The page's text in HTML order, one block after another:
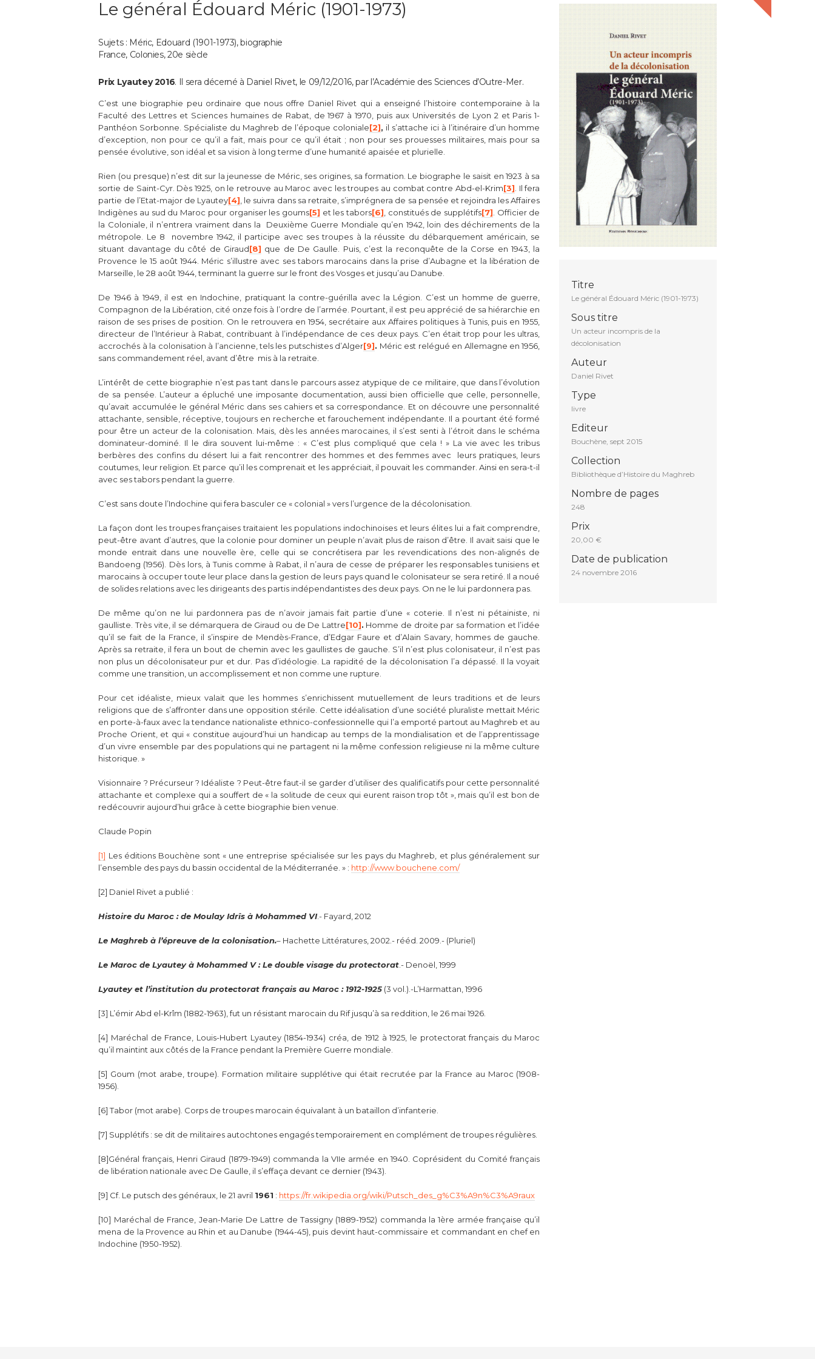
Titre
Le général Édouard Méric (1901-1973)
Sous titre
Un acteur incompris de la
décolonisation
Auteur
Daniel Rivet
Type
livre
Editeur
Bouchène, sept 2015
Collection
Bibliothèque d’Histoire du Maghreb
Nombre de pages
248
Prix
20,00 €
Date de publication
24 novembre 2016
Le général Édouard Méric (1901-1973)
Sujets : Méric, Edouard (1901-1973), biographie
France, Colonies, 20e siècle
Prix Lyautey 2016. Il sera décerné à Daniel Rivet, le 09/12/2016, par l’Académie des Sciences d’Outre-Mer.
C’est une biographie peu ordinaire que nous offre Daniel Rivet qui a enseigné l’histoire contemporaine à la
Faculté des Lettres et Sciences humaines de Rabat, de 1967 à 1970, puis aux Universités de Lyon 2 et Paris 1-
Panthéon Sorbonne. Spécialiste du Maghreb de l’époque coloniale[2], il s’attache ici à l’itinéraire d’un homme
d’exception, non pour ce qu’il a fait, mais pour ce qu’il était ; non pour ses prouesses militaires, mais pour sa
pensée évolutive, son idéal et sa vision à long terme d’une humanité apaisée et plurielle.
Rien (ou presque) n’est dit sur la jeunesse de Méric, ses origines, sa formation. Le biographe le saisit en 1923 à sa
sortie de Saint-Cyr. Dès 1925, on le retrouve au Maroc avec les troupes au combat contre Abd-el-Krim[3]. Il fera
partie de l’Etat-major de Lyautey[4], le suivra dans sa retraite, s’imprégnera de sa pensée et rejoindra les Affaires
Indigènes au sud du Maroc pour organiser les goums[5] et les tabors[6], constitués de supplétifs[7]. Officier de
la Coloniale, il n’entrera vraiment dans la Deuxième Guerre Mondiale qu’en 1942, loin des déchirements de la
métropole. Le 8 novembre 1942, il participe avec ses troupes à la réussite du débarquement américain, se
situant davantage du côté de Giraud[8] que de De Gaulle. Puis, c’est la reconquête de la Corse en 1943, la
Provence le 15 août 1944. Méric s’illustre avec ses tabors marocains dans la prise d’Aubagne et la libération de
Marseille, le 28 août 1944, terminant la guerre sur le front des Vosges et jusqu’au Danube.
De 1946 à 1949, il est en Indochine, pratiquant la contre-guérilla avec la Légion. C’est un homme de guerre,
Compagnon de la Libération, cité onze fois à l’ordre de l’armée. Pourtant, il est peu apprécié de sa hiérarchie en
raison de ses prises de position. On le retrouvera en 1954, secrétaire aux Affaires politiques à Tunis, puis en 1955,
directeur de l’Intérieur à Rabat, contribuant à l’indépendance de ces deux pays. C’en était trop pour les ultras,
accrochés à la colonisation à l’ancienne, tels les putschistes d’Alger[9]. Méric est relégué en Allemagne en 1956,
sans commandement réel, avant d’être mis à la retraite.
L’intérêt de cette biographie n’est pas tant dans le parcours assez atypique de ce militaire, que dans l’évolution
de sa pensée. L’auteur a épluché une imposante documentation, aussi bien officielle que celle, personnelle,
qu’avait accumulée le général Méric dans ses cahiers et sa correspondance. Et on découvre une personnalité
attachante, sensible, réceptive, toujours en recherche et farouchement indépendante. Il a pourtant été formé
pour être un acteur de la colonisation. Mais, dès les années marocaines, il s’est senti à l’étroit dans le schéma
dominateur-dominé. Il le dira souvent lui-même : « C’est plus compliqué que cela ! » La vie avec les tribus
berbères des confins du désert lui a fait rencontrer des hommes et des femmes avec leurs pratiques, leurs
coutumes, leur religion. Et parce qu’il les comprenait et les appréciait, il pouvait les commander. Ainsi en sera-t-il
avec ses tabors pendant la guerre.
C’est sans doute l’Indochine qui fera basculer ce « colonial » vers l’urgence de la décolonisation.
La façon dont les troupes françaises traitaient les populations indochinoises et leurs élites lui a fait comprendre,
peut-être avant d’autres, que la colonie pour dominer un peuple n’avait plus de raison d’être. Il avait saisi que le
monde entrait dans une nouvelle ère, celle qui se concrétisera par les revendications des non-alignés de
Bandoeng (1956). Dès lors, à Tunis comme à Rabat, il n’aura de cesse de préparer les responsables tunisiens et
marocains à occuper toute leur place dans la gestion de leurs pays quand le colonisateur se sera retiré. Il a noué
de solides relations avec les dirigeants des partis indépendantistes des deux pays. On ne le lui pardonnera pas.
De même qu’on ne lui pardonnera pas de n’avoir jamais fait partie d’une « coterie. Il n’est ni pétainiste, ni
gaulliste. Très vite, il se démarquera de Giraud ou de De Lattre[10]. Homme de droite par sa formation et l’idée
qu’il se fait de la France, il s’inspire de Mendès-France, d’Edgar Faure et d’Alain Savary, hommes de gauche.
Après sa retraite, il fera un bout de chemin avec les gaullistes de gauche. S’il n’est plus colonisateur, il n’est pas
non plus un décolonisateur pur et dur. Pas d’idéologie. La rapidité de la décolonisation l’a dépassé. Il la voyait
comme une transition, un accomplissement et non comme une rupture.
Pour cet idéaliste, mieux valait que les hommes s’enrichissent mutuellement de leurs traditions et de leurs
religions que de s’affronter dans une opposition stérile. Cette idéalisation d’une société pluraliste mettait Méric
en porte-à-faux avec la tendance nationaliste ethnico-confessionnelle qui l’a emporté partout au Maghreb et au
Proche Orient, et qui « constitue aujourd’hui un handicap au temps de la mondialisation et de l’apprentissage
d’un vivre ensemble par des populations qui ne partagent ni la même confession religieuse ni la même culture
historique. »
Visionnaire ? Précurseur ? Idéaliste ? Peut-être faut-il se garder d’utiliser des qualificatifs pour cette personnalité
attachante et complexe qui a souffert de « la solitude de ceux qui eurent raison trop tôt », mais qu’il est bon de
redécouvrir aujourd’hui grâce à cette biographie bien venue.
Claude Popin
[1] Les éditions Bouchène sont « une entreprise spécialisée sur les pays du Maghreb, et plus généralement sur
l’ensemble des pays du bassin occidental de la Méditerranée. » : http://www.bouchene.com/
[2] Daniel Rivet a publié :
Histoire du Maroc : de Moulay Idrîs à Mohammed VI.- Fayard, 2012
Le Maghreb à l’épreuve de la colonisation.– Hachette Littératures, 2002.- rééd. 2009.- (Pluriel)
Le Maroc de Lyautey à Mohammed V : Le double visage du protectorat.- Denoël, 1999
Lyautey et l’institution du protectorat français au Maroc : 1912-1925 (3 vol.).-L’Harmattan, 1996
[3] L’émir Abd el-Krîm (1882-1963), fut un résistant marocain du Rif jusqu’à sa reddition, le 26 mai 1926.
[4] Maréchal de France, Louis-Hubert Lyautey (1854-1934) créa, de 1912 à 1925, le protectorat français du Maroc
qu’il maintint aux côtés de la France pendant la Première Guerre mondiale.
[5] Goum (mot arabe, troupe). Formation militaire supplétive qui était recrutée par la France au Maroc (1908-
1956).
[6] Tabor (mot arabe). Corps de troupes marocain équivalant à un bataillon d’infanterie.
[7] Supplétifs : se dit de militaires autochtones engagés temporairement en complément de troupes régulières.
[8]Général français, Henri Giraud (1879-1949) commanda la VIIe armée en 1940. Coprésident du Comité français
de libération nationale avec De Gaulle, il s’effaça devant ce dernier (1943).
[9] Cf. Le putsch des généraux, le 21 avril 1961 : https://fr.wikipedia.org/wiki/Putsch_des_g%C3%A9n%C3%A9raux
[10] Maréchal de France, Jean-Marie De Lattre de Tassigny (1889-1952) commanda la 1ère armée française qu’il
mena de la Provence au Rhin et au Danube (1944-45), puis devint haut-commissaire et commandant en chef en
Indochine (1950-1952).